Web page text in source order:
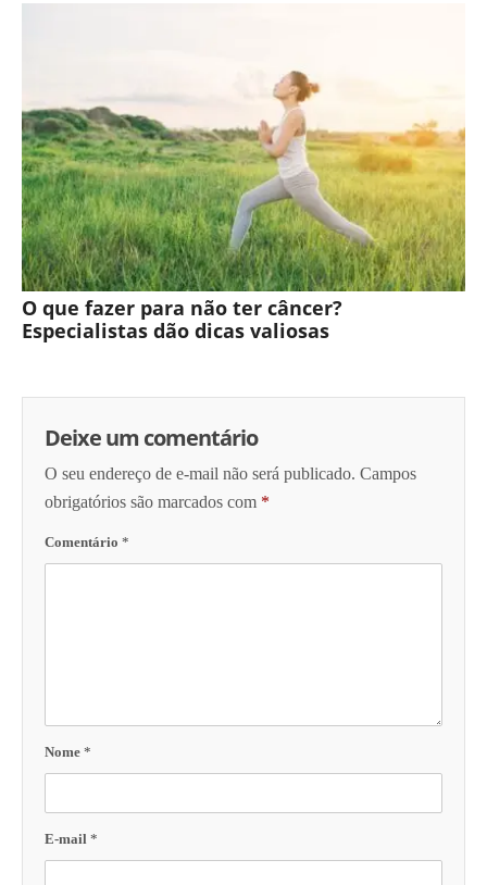
O que fazer para não ter câncer?
Especialistas dão dicas valiosas
Deixe um comentário
O seu endereço de e-mail não será publicado. Campos
obrigatórios são marcados com *
Comentário *
Nome *
E-mail *